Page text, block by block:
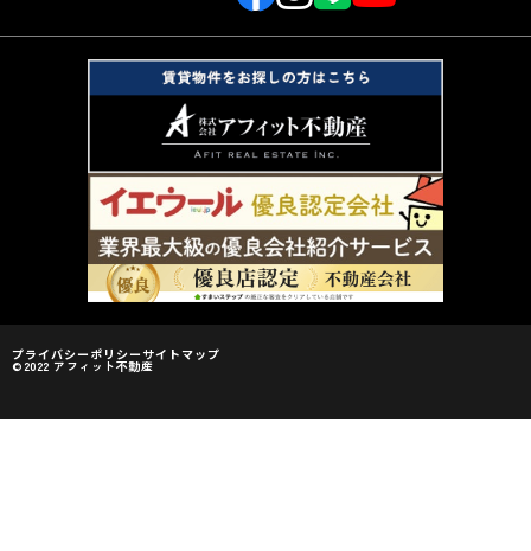
プライバシーポリシー サイトマップ
©2022 アフィット不動産